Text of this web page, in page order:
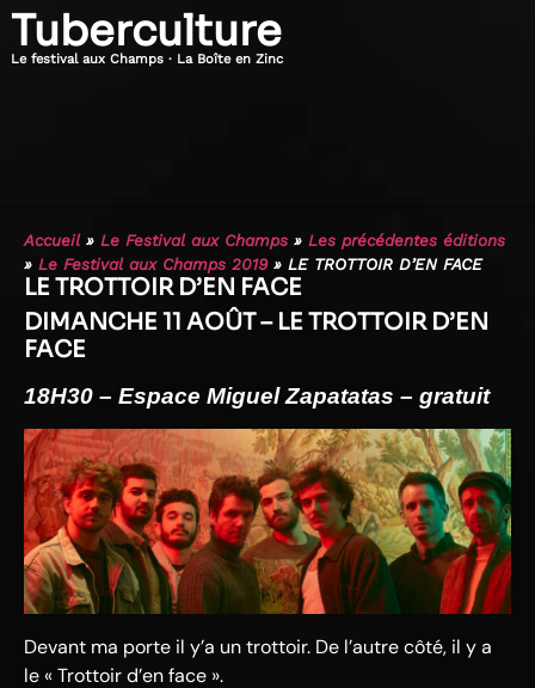
Tuberculture
Le festival aux Champs · La Boîte en Zinc
Accueil» Le Festival aux Champs » Les précédentes éditions
» Le Festival aux Champs 2019» LE TROTTOIR D’EN FACE
LE TROTTOIR D’EN FACE
DIMANCHE 11 AOÛT – LE TROTTOIR D’EN
FACE
18H30 – Espace Miguel Zapatatas – gratuit
Devant ma porte il y’a un trottoir. De l’autre côté, il y a
le « Trottoir d’en face ».